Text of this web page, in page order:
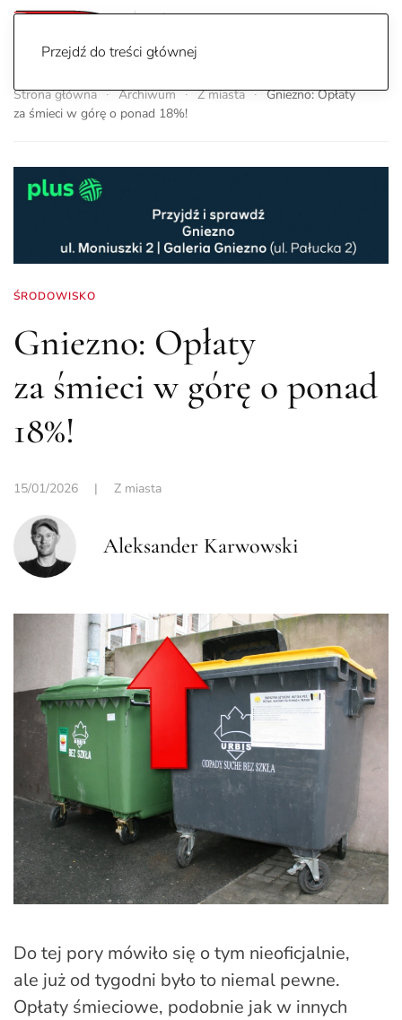
Przejdź do treści głównej
Strona główna Archiwum Z miasta
Gniezno: Opłaty
za śmieci w górę o ponad 18%!
ŚRODOWISKO
Gniezno: Opłaty
za śmieci w górę o ponad
18%!
15/01/2026 | Z miasta
Aleksander Karwowski
Do tej pory mówiło się o tym nieoficjalnie,
ale już od tygodni było to niemal pewne.
Opłaty śmieciowe, podobnie jak w innych